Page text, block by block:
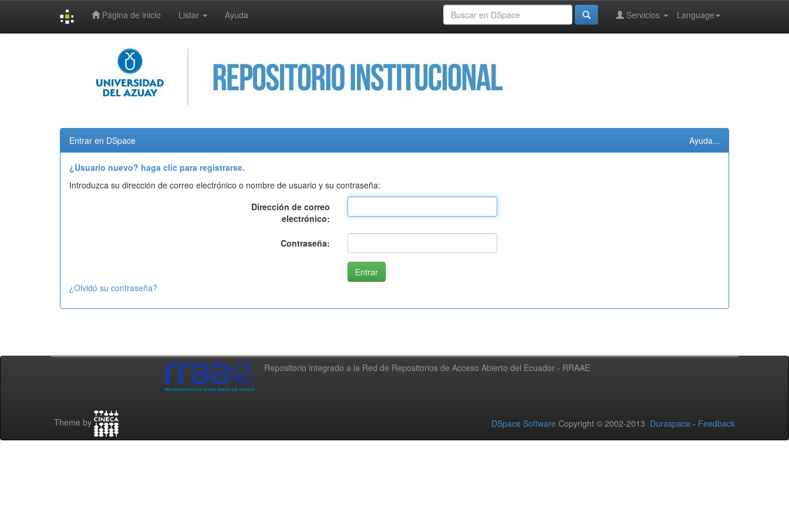
Página de inicio Listar Ayuda Language
Servicios
Entrar en DSpace Ayuda...
¿Usuario nuevo? haga clic para registrarse.
Introduzca su dirección de correo electrónico o nombre de usuario y su contraseña:
Dirección de correo
electrónico:
Contraseña:
¿Olvidó su contraseña?
Repositorio integrado a la Red de Repositorios de Acceso Abierto del Ecuador - RRAAE
Theme by DSpace Software Copyright © 2002-2013 Duraspace - Feedback